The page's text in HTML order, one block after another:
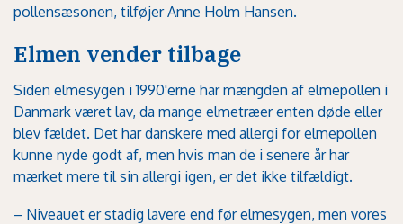
pollensæsonen, tilføjer Anne Holm Hansen.
Elmen vender tilbage
Siden elmesygen i 1990'erne har mængden af elmepollen i
Danmark været lav, da mange elmetræer enten døde eller
blev fældet. Det har danskere med allergi for elmepollen
kunne nyde godt af, men hvis man de i senere år har
mærket mere til sin allergi igen, er det ikke tilfældigt.
– Niveauet er stadig lavere end før elmesygen, men vores